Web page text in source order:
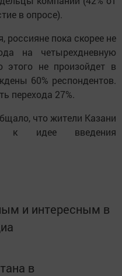
в опросе).
россияне пока скорее не
на четырехдневную
не произойдет в
60% респондентов.
перехода 27%.
что жители Казани
к идее введения
и интересным в
в